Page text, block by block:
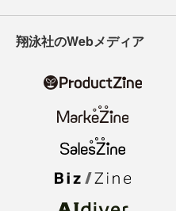
翔泳社のWebメディア